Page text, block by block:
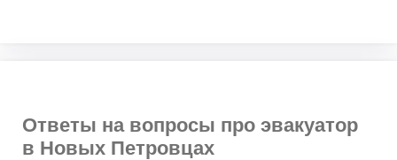
Ответы на вопросы про эвакуатор
в Новых Петровцах